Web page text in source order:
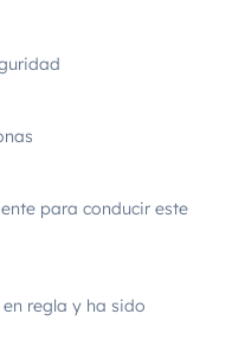
para conducir este
regla y ha sido